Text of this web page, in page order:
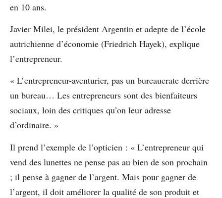
en 10 ans.
Javier Milei, le président Argentin et adepte de l’école
autrichienne d’économie (Friedrich Hayek), explique
l’entrepreneur.
« L’entrepreneur-aventurier, pas un bureaucrate derrière
un bureau… Les entrepreneurs sont des bienfaiteurs
sociaux, loin des critiques qu’on leur adresse
d’ordinaire. »
Il prend l’exemple de l’opticien : « L’entrepreneur qui
vend des lunettes ne pense pas au bien de son prochain
; il pense à gagner de l’argent. Mais pour gagner de
l’argent, il doit améliorer la qualité de son produit et